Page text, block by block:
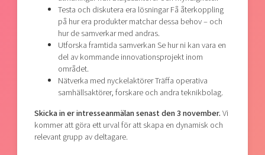
Testa och diskutera era lösningar Få återkoppling
på hur era produkter matchar dessa behov – och
hur de samverkar med andras.
Utforska framtida samverkan Se hur ni kan vara en
del av kommande innovationsprojekt inom
området.
Nätverka med nyckelaktörer Träffa operativa
samhällsaktörer, forskare och andra teknikbolag.
Skicka in er intresseanmälan senast den 3 november.Vi
kommer att göra ett urval för att skapa en dynamisk och
relevant grupp av deltagare.